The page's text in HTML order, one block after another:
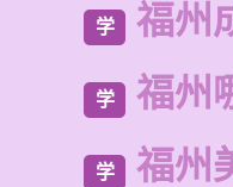
学 福州
学 福州
学 福州